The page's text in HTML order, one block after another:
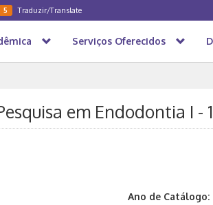
5 Traduzir/Translate
Serviços Oferecidos
em Endodontia I -
Ano de Catálogo: